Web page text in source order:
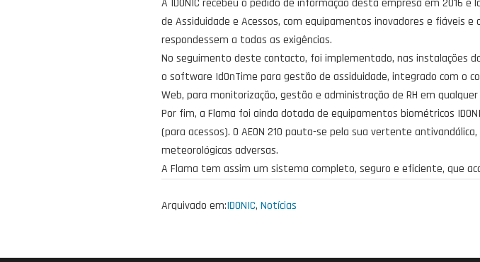
A IDONIC recebeu o pedido de informação desta empresa em 2016
de Assiduidade e Acessos, com equipamentos inovadores e fiáveis
respondessem a todas as exigências.
No seguimento deste contacto, foi implementado, nas instalações
o software IdOnTime para gestão de assiduidade, integrado com o
Web, para monitorização, gestão e administração de RH em
Por fim, a Flama foi ainda dotada de equipamentos biométricos
(para acessos). O AEON 210 pauta-se pela sua vertente
meteorológicas adversas.
A Flama tem assim um sistema completo, seguro e eficiente, que
Arquivado em:IDONIC,Notícias